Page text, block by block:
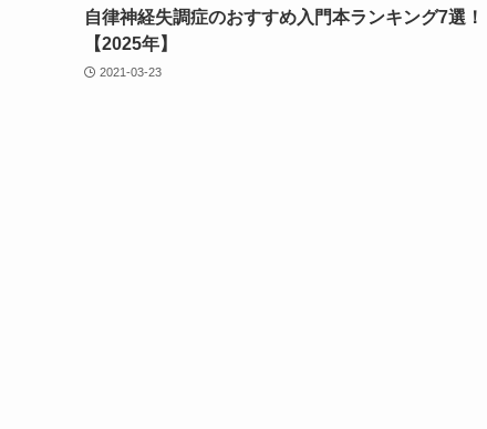
自律神経失調症のおすすめ入門本ランキング7選！
【2025年】
2021-03-23